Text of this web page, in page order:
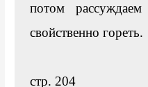
потом
свойственно гореть.
стр. 204